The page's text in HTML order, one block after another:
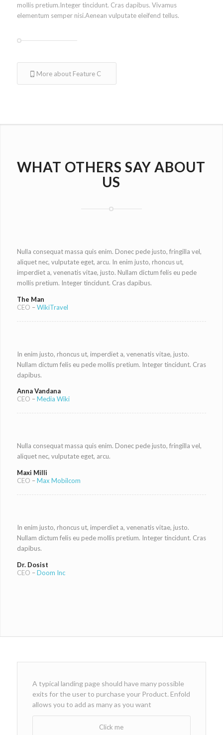
mollis pretium.Integer tincidunt. Cras dapibus. Vivamus
elementum semper nisi.Aenean vulputate eleifend tellus.
More about Feature C
WHAT OTHERS SAY ABOUT
US
Nulla consequat massa quis enim. Donec pede justo, fringilla vel,
aliquet nec, vulputate eget, arcu. In enim justo, rhoncus ut,
imperdiet a, venenatis vitae, justo. Nullam dictum felis eu pede
mollis pretium. Integer tincidunt. Cras dapibus.
The Man
CEO –WikiTravel
In enim justo, rhoncus ut, imperdiet a, venenatis vitae, justo.
Nullam dictum felis eu pede mollis pretium. Integer tincidunt. Cras
dapibus.
Anna Vandana
CEO –Media Wiki
Nulla consequat massa quis enim. Donec pede justo, fringilla vel,
aliquet nec, vulputate eget, arcu.
Maxi Milli
CEO –Max Mobilcom
In enim justo, rhoncus ut, imperdiet a, venenatis vitae, justo.
Nullam dictum felis eu pede mollis pretium. Integer tincidunt. Cras
dapibus.
Dr. Dosist
CEO –Doom Inc
A typical landing page should have many possible
exits for the user to purchase your Product. Enfold
allows you to add as many as you want
Click me